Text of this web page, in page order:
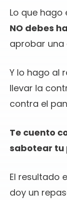
Lo que hago
NO debes
aprobar una
Y lo hago al
llevar la
contra el
Te cuento
sabotear tu
El resultado
doy un